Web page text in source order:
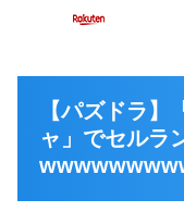
【パズドラ
ャ」でセルラ